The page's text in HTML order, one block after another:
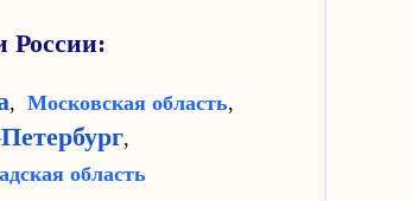
России:
, Московская область,
,
область